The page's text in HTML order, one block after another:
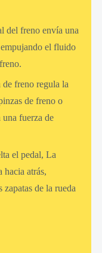
del freno envía una
el fluido
freno regula la
de freno o
fuerza de
el pedal, La
atrás,
de la rueda